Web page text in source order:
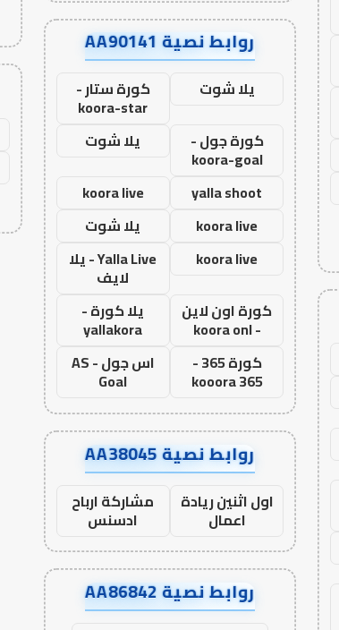
روابط نصية AA90141
يلا شوت كورة ستار -
koora-star
كورة جول -
koora-goal
يلا شوت
yalla shoot
koora live
koora live
يلا شوت
koora live
Yalla Live - يلا
لايف
كورة اون لاين
- koora onl
يلا كورة -
yallakora
كورة 365 -
kooora 365
اس جول - AS
Goal
روابط نصية AA38045
اول اثنين ريادة
اعمال
مشاركة ارباح
ادسنس
روابط نصية AA86842